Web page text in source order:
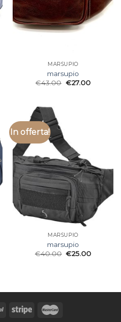
MARSUPIO
marsupio
€43.00 €27.00
In offerta!
MARSUPIO
marsupio
€40.00 €25.00